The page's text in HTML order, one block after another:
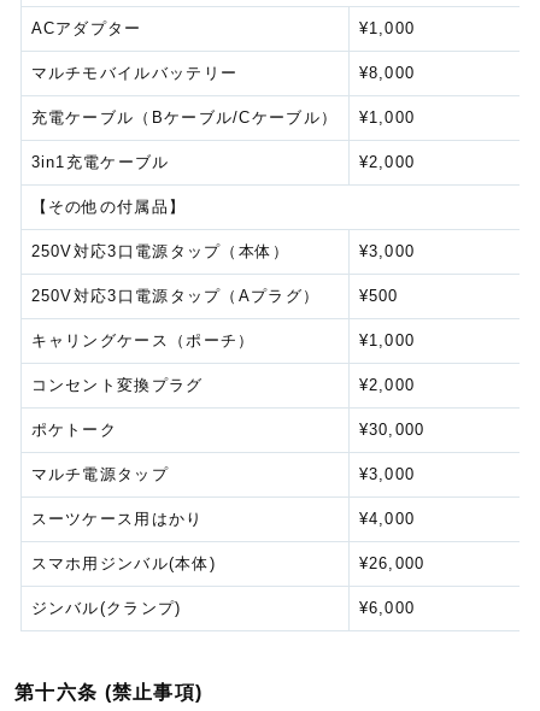
ACアダプター ¥1,000
マルチモバイルバッテリー ¥8,000
充電ケーブル（Bケーブル/Cケーブル） ¥1,000
3in1充電ケーブル ¥2,000
【その他の付属品】
250V対応3口電源タップ（本体） ¥3,000
250V対応3口電源タップ（Aプラグ） ¥500
キャリングケース（ポーチ） ¥1,000
コンセント変換プラグ ¥2,000
ポケトーク ¥30,000
マルチ電源タップ ¥3,000
スーツケース用はかり ¥4,000
スマホ用ジンバル(本体) ¥26,000
ジンバル(クランプ) ¥6,000
第十六条 (禁止事項)